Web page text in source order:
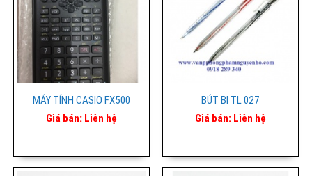
MÁY TÍNH CASIO FX500
Giá bán: Liên hệ
BÚT BI TL 027
Giá bán: Liên hệ